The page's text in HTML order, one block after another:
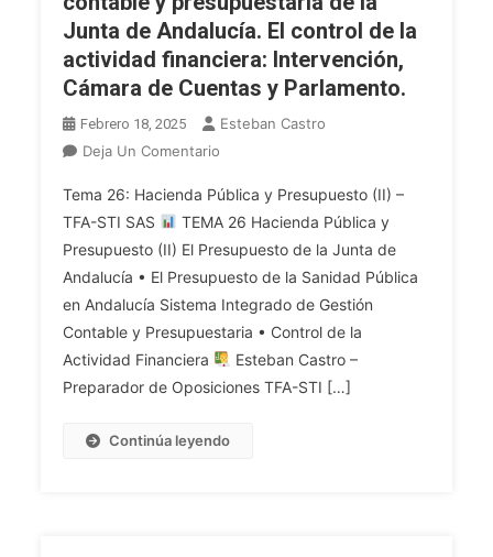
Junta de Andalucía. El control de la
actividad financiera: Intervención,
Cámara de Cuentas y Parlamento.
Febrero 18, 2025
Esteban Castro
Deja Un Comentario
2025
TFA
INF.
Tema
26.
Hacienda
Pública
Y
Tema 26: Hacienda Pública y Presupuesto (II) –
TFA-STI SAS
TEMA 26 Hacienda Pública y
Presupuesto (II) El Presupuesto de la Junta de
Andalucía • El Presupuesto de la Sanidad Pública
en Andalucía Sistema Integrado de Gestión
Contable y Presupuestaria • Control de la
Actividad Financiera
Esteban Castro –
Preparador de Oposiciones TFA-STI […]
Continúa leyendo